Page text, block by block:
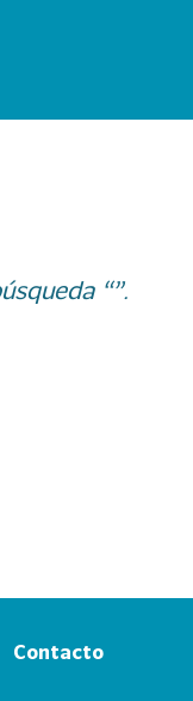
“”.
Contacto